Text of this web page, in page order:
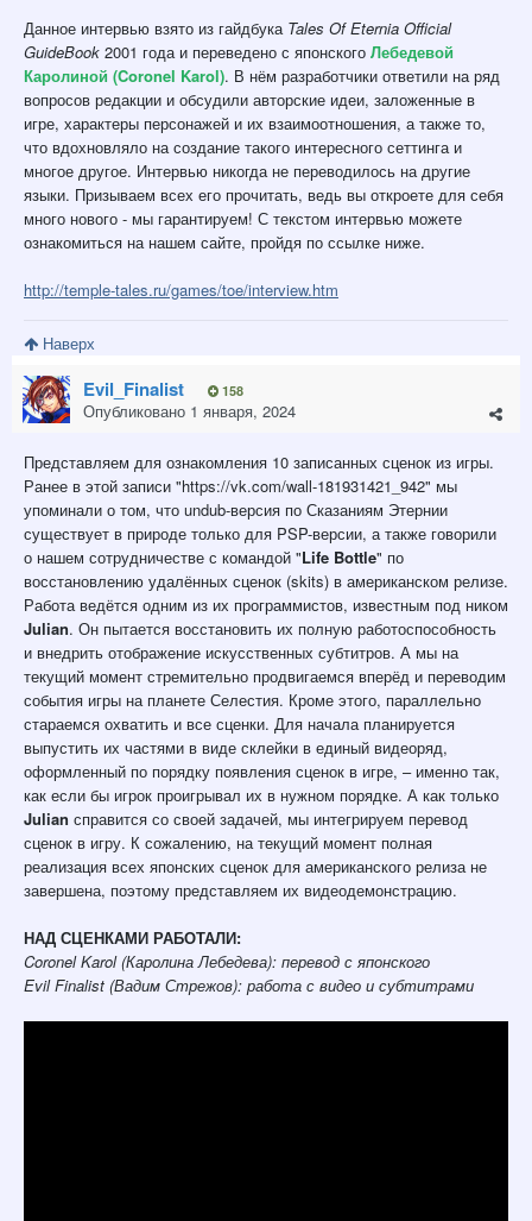
Данное интервью взято из гайдбука Tales Of Eternia Official
GuideBook 2001 года и переведено с японского Лебедевой
Каролиной (Coronel Karol). В нём разработчики ответили на ряд
вопросов редакции и обсудили авторские идеи, заложенные в
игре, характеры персонажей и их взаимоотношения, а также то,
что вдохновляло на создание такого интересного сеттинга и
многое другое. Интервью никогда не переводилось на другие
языки. Призываем всех его прочитать, ведь вы откроете для себя
много нового - мы гарантируем! С текстом интервью можете
ознакомиться на нашем сайте, пройдя по ссылке ниже.
http://temple-tales.ru/games/toe/interview.htm
Наверх
Evil_Finalist 158
Опубликовано 1 января, 2024
Представляем для ознакомления 10 записанных сценок из игры.
Ранее в этой записи "https://vk.com/wall-181931421_942" мы
упоминали о том, что undub-версия по Сказаниям Этернии
существует в природе только для PSP-версии, а также говорили
о нашем сотрудничестве с командой "Life Bottle" по
восстановлению удалённых сценок (skits) в американском релизе.
Работа ведётся одним из их программистов, известным под ником
Julian. Он пытается восстановить их полную работоспособность
и внедрить отображение искусственных субтитров. А мы на
текущий момент стремительно продвигаемся вперёд и переводим
события игры на планете Селестия. Кроме этого, параллельно
стараемся охватить и все сценки. Для начала планируется
выпустить их частями в виде склейки в единый видеоряд,
оформленный по порядку появления сценок в игре, – именно так,
как если бы игрок проигрывал их в нужном порядке. А как только
Julian справится со своей задачей, мы интегрируем перевод
сценок в игру. К сожалению, на текущий момент полная
реализация всех японских сценок для американского релиза не
завершена, поэтому представляем их видеодемонстрацию.
НАД СЦЕНКАМИ РАБОТАЛИ:
Coronel Karol (Каролина Лебедева): перевод с японского
Evil Finalist (Вадим Стрежов): работа с видео и субтитрами